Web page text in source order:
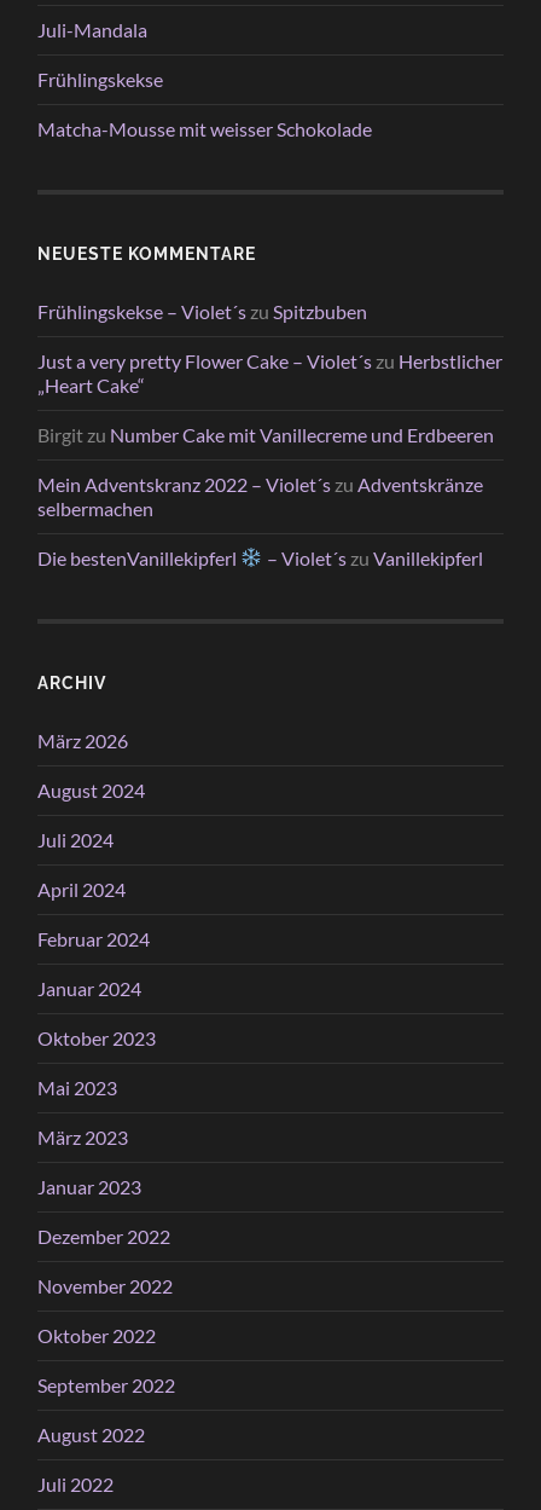
Juli-Mandala
Frühlingskekse
Matcha-Mousse mit weisser Schokolade
NEUESTE KOMMENTARE
Frühlingskekse – Violet´s zu Spitzbuben
Just a very pretty Flower Cake – Violet´s zu Herbstlicher
„Heart Cake“
Birgit zu Number Cake mit Vanillecreme und Erdbeeren
Mein Adventskranz 2022 – Violet´s zu Adventskränze
selbermachen
Die bestenVanillekipferl – Violet´szu Vanillekipferl
ARCHIV
März 2026
August 2024
Juli 2024
April 2024
Februar 2024
Januar 2024
Oktober 2023
Mai 2023
März 2023
Januar 2023
Dezember 2022
November 2022
Oktober 2022
September 2022
August 2022
Juli 2022